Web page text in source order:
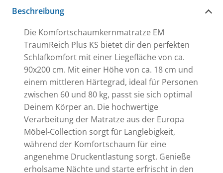
Beschreibung
Die Komfortschaumkernmatratze EM
TraumReich Plus KS bietet dir den perfekten
Schlafkomfort mit einer Liegefläche von ca.
90x200 cm. Mit einer Höhe von ca. 18 cm und
einem mittleren Härtegrad, ideal für Personen
zwischen 60 und 80 kg, passt sie sich optimal
Deinem Körper an. Die hochwertige
Verarbeitung der Matratze aus der Europa
Möbel-Collection sorgt für Langlebigkeit,
während der Komfortschaum für eine
angenehme Druckentlastung sorgt. Genieße
erholsame Nächte und starte erfrischt in den